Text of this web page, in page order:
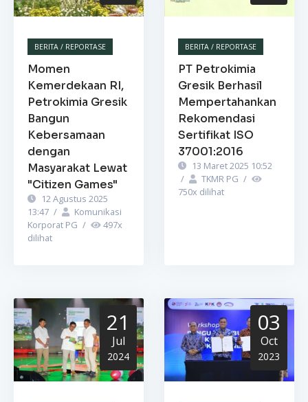
BERITA / REPORTASE
Momen
Kemerdekaan RI,
Petrokimia Gresik
Bangun
Kebersamaan
dengan
Masyarakat Lewat
"Citizen Games"
12 Agustus 2025
13:47 /
Komunikasi
Korporat PG / 497x
dilihat
BERITA / REPORTASE
PT Petrokimia
Gresik Berhasil
Mempertahankan
Rekomendasi
Sertifikat ISO
37001:2016
13 Maret 2025 10:52
/
TKMR PG /
750x dilihat
21
Jul
2024
03
Oct
2023